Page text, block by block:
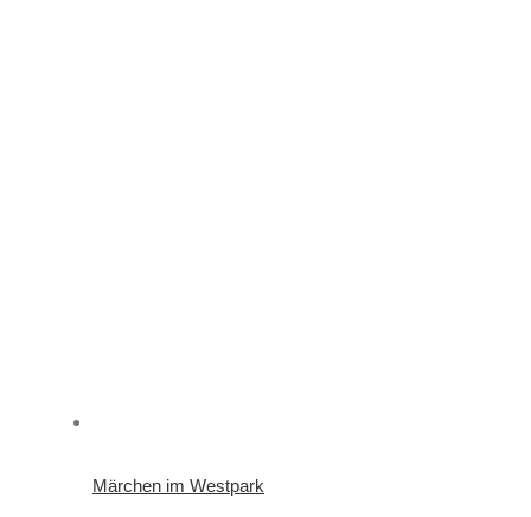
Märchen im Westpark